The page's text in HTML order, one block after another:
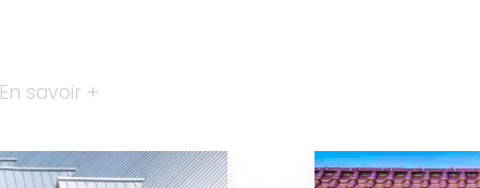
En savoir +